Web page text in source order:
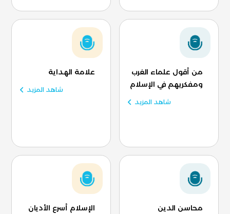
من أقول علماء الغرب
ومفكريهم في الإسلام
شاهد المزيد
علامة الهداية
شاهد المزيد
محاسن الدين
الإسلام أسرع الأديان